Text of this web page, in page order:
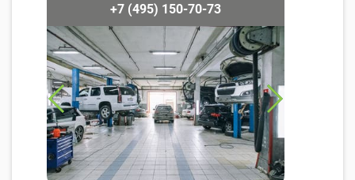
+7 (495) 150-70-73